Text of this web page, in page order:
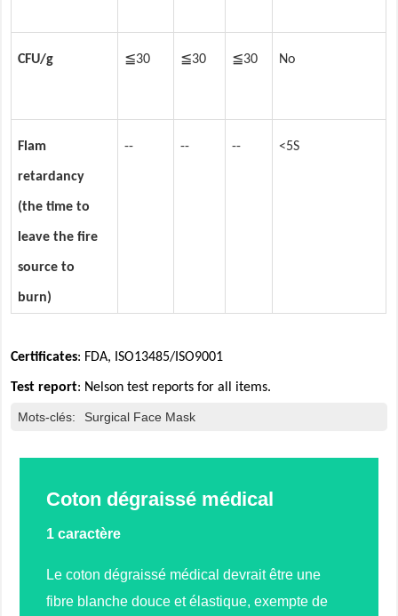
CFU/g ≦30 ≦30 ≦30 No
Flam
retardancy
(the time to
leave the fire
source to
burn)
-- -- -- <5S
Certificates: FDA, ISO13485/ISO9001
Test report: Nelson test reports for all items.
Mots-clés: Surgical Face Mask
Coton dégraissé médical
1 caractère
Le coton dégraissé médical devrait être une
fibre blanche douce et élastique, exempte de